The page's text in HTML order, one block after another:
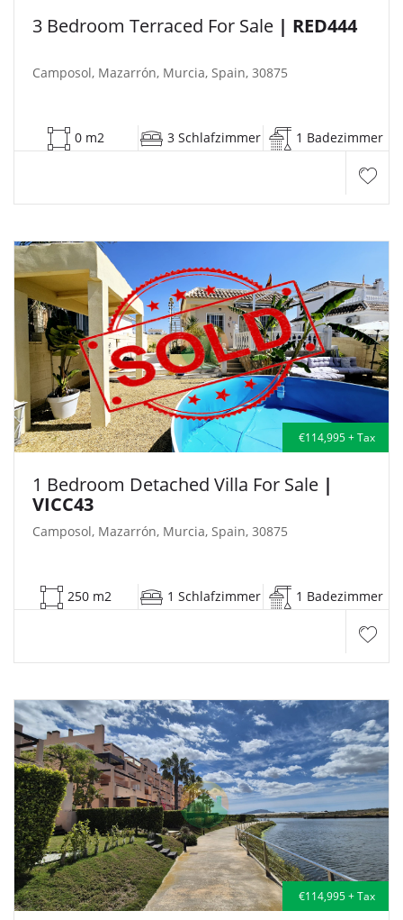
3 Bedroom Terraced For Sale | RED444
Camposol, Mazarrón, Murcia, Spain, 30875
0 m2 3 Schlafzimmer 1 Badezimmer
€114,995 + Tax
1 Bedroom Detached Villa For Sale |
VICC43
Camposol, Mazarrón, Murcia, Spain, 30875
250 m2 1 Schlafzimmer 1 Badezimmer
€114,995 + Tax